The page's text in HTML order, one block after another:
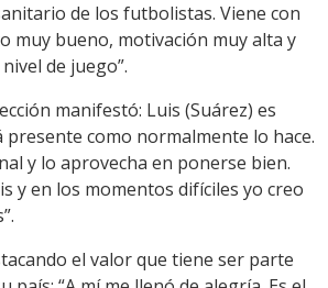
de los futbolistas. Viene con
muy bueno, motivación muy alta y
de juego”.
manifestó: Luis (Suárez) es
presente como normalmente lo hace.
y lo aprovecha en ponerse bien.
y en los momentos difíciles yo creo
el valor que tiene ser parte